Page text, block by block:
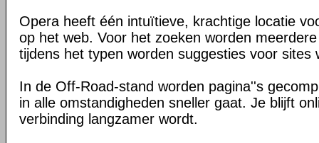
Opera heeft één intuïtieve, krachtige locatie
op het web. Voor het zoeken worden
tijdens het typen worden suggesties voor sites
In de Off-Road-stand worden pagina''s
in alle omstandigheden sneller gaat. Je blijft
verbinding langzamer wordt.